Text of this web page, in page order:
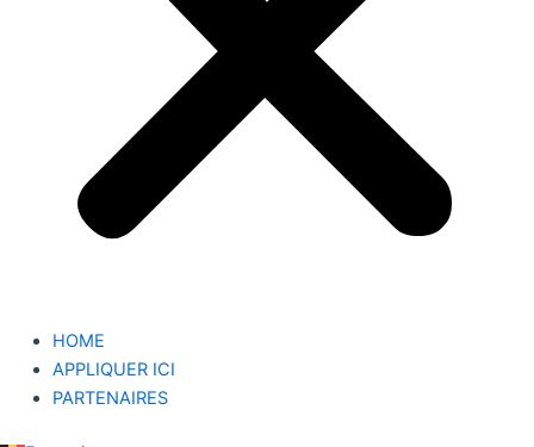
HOME
APPLIQUER ICI
PARTENAIRES